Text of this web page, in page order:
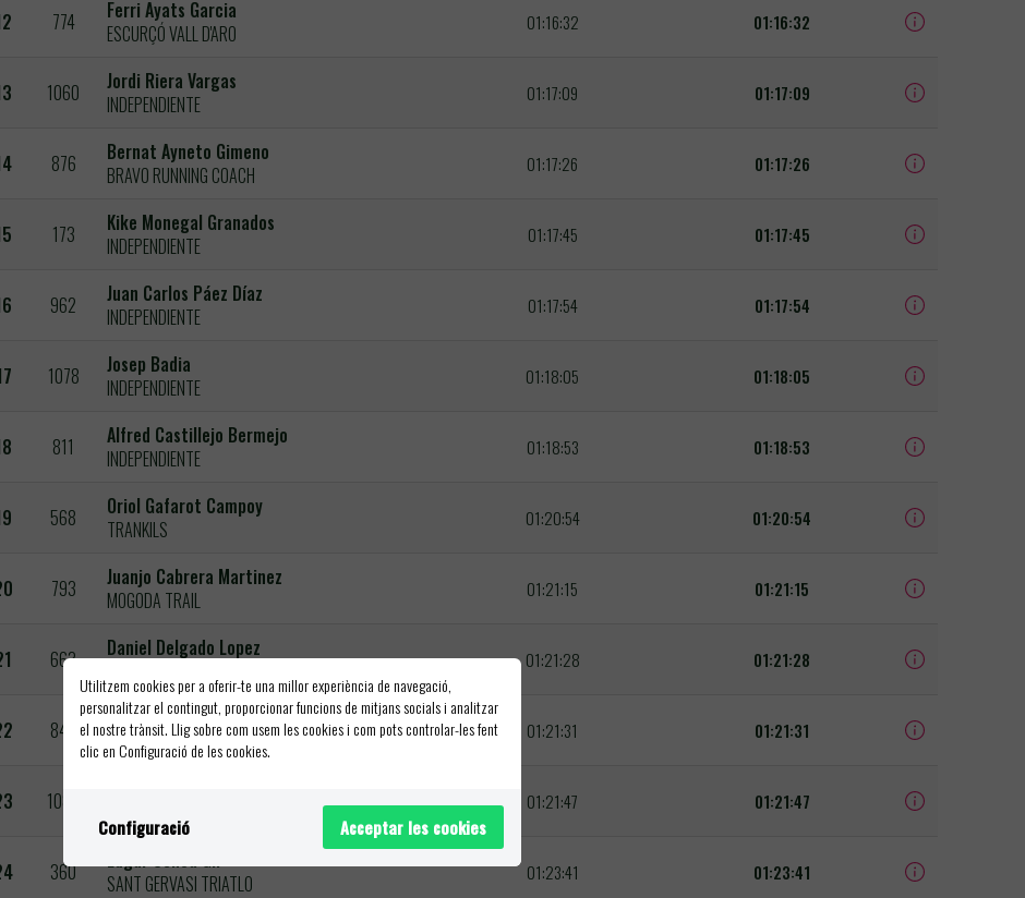
774
Ferri Ayats Garcia
ESCURÇÓ VALL D'ARO
01:16:32 01:16:32
1060
Jordi Riera Vargas
INDEPENDIENTE
01:17:09 01:17:09
876
Bernat Ayneto Gimeno
BRAVO RUNNING COACH
01:17:26 01:17:26
173
Kike Monegal Granados
INDEPENDIENTE
01:17:45 01:17:45
962
Juan Carlos Páez Díaz
INDEPENDIENTE
01:17:54 01:17:54
1078
Josep Badia
INDEPENDIENTE
01:18:05 01:18:05
811
Alfred Castillejo Bermejo
INDEPENDIENTE
01:18:53 01:18:53
568
Oriol Gafarot Campoy
TRANKILS
01:20:54 01:20:54
793
Juanjo Cabrera Martinez
MOGODA TRAIL
01:21:15 01:21:15
663
Daniel Delgado Lopez
01:21:28 01:21:28
840
Christophe Francois
ECLA ALBI
01:21:31 01:21:31
1089 01:21:47 01:21:47
360
Edgar Ochoa Gil
SANT GERVASI TRIATLO
01:23:41 01:23:41
Utilitzem cookies per a oferir-te una millor experiència de navegació,
personalitzar el contingut, proporcionar funcions de mitjans socials i analitzar
el nostre trànsit. Llig sobre com usem les cookies i com pots controlar-les fent
clic en Configuració de les cookies.
Configuració Acceptar les cookies